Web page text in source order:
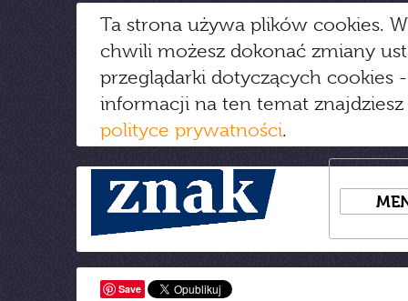
Ta strona używa plików cookies.
chwili możesz dokonać zmiany
przeglądarki dotyczących cookies
informacji na ten temat
polityce prywatności.
Save